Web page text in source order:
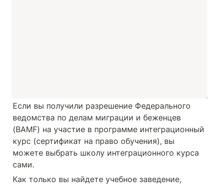
Если вы получили разрешение Федерального
ведомства по делам миграции и беженцев
(BAMF) на участие в программе интеграционный
курс (сертификат на право обучения), вы
можете выбрать школу интеграционного курса
сами.
Как только вы найдете учебное заведение,